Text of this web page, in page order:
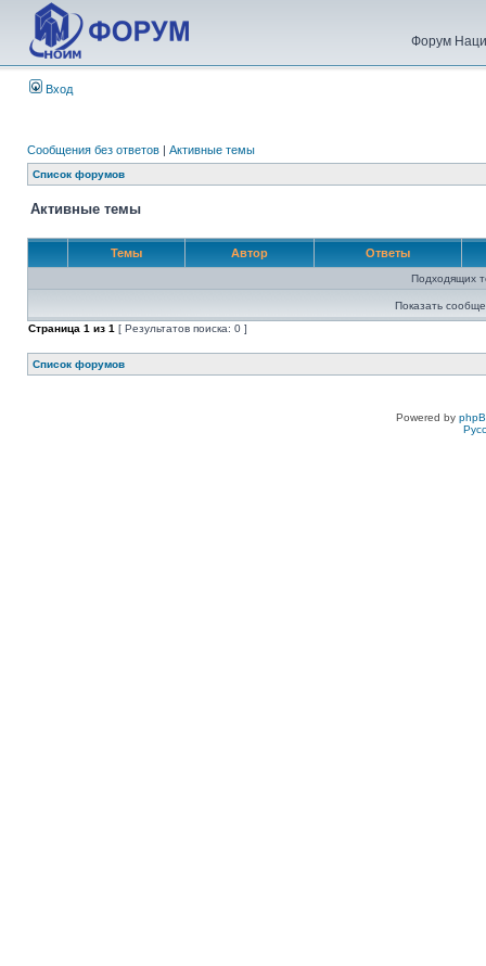
Форум
Вход
Сообщения без ответов | Активные темы
Список форумов
Активные темы
Темы Автор Ответы
Подходящих
Показать
Страница 1 из 1 [ Результатов поиска: 0 ]
Список форумов
Powered by